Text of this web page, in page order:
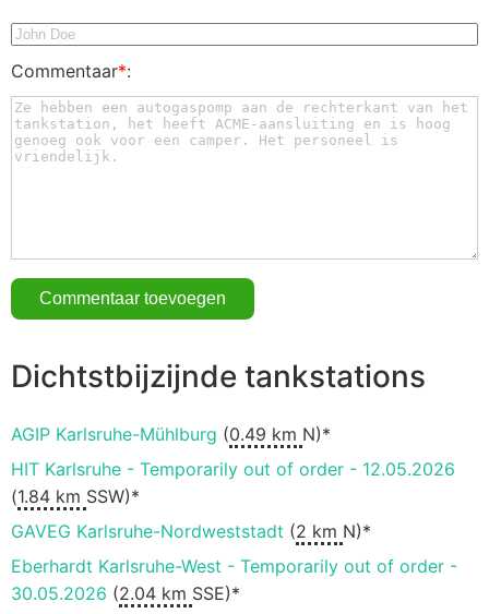
Commentaar*:
Dichtstbijzijnde tankstations
AGIP Karlsruhe-Mühlburg (0.49 km N)*
HIT Karlsruhe - Temporarily out of order - 12.05.2026
(1.84 km SSW)*
GAVEG Karlsruhe-Nordweststadt (2 km N)*
Eberhardt Karlsruhe-West - Temporarily out of order -
30.05.2026 (2.04 km SSE)*